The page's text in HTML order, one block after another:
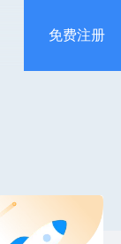
免费注册